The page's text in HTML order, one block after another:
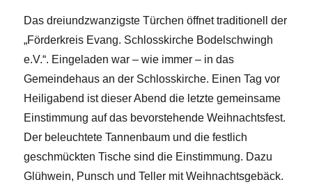
Das dreiundzwanzigste Türchen öffnet traditionell der
„Förderkreis Evang. Schlosskirche Bodelschwingh
e.V.“. Eingeladen war – wie immer – in das
Gemeindehaus an der Schlosskirche. Einen Tag vor
Heiligabend ist dieser Abend die letzte gemeinsame
Einstimmung auf das bevorstehende Weihnachtsfest.
Der beleuchtete Tannenbaum und die festlich
geschmückten Tische sind die Einstimmung. Dazu
Glühwein, Punsch und Teller mit Weihnachtsgebäck.